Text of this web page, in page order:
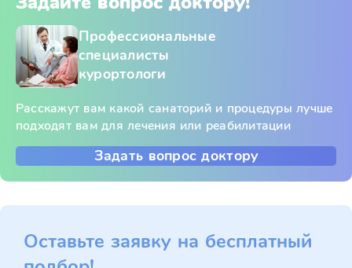
Профессиональные
специалисты
курортологи
Расскажут вам какой санаторий и процедуры лучше
подходят вам для лечения или реабилитации
Задать вопрос доктору
Оставьте заявку на бесплатный